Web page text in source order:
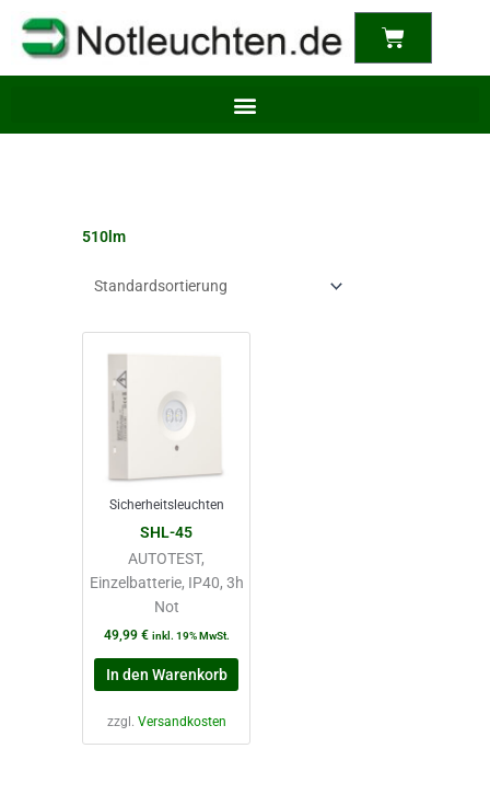
510lm
Sicherheitsleuchten
SHL-45
AUTOTEST,
Einzelbatterie, IP40, 3h
Not
49,99 € inkl. 19% MwSt.
In den Warenkorb
zzgl. Versandkosten